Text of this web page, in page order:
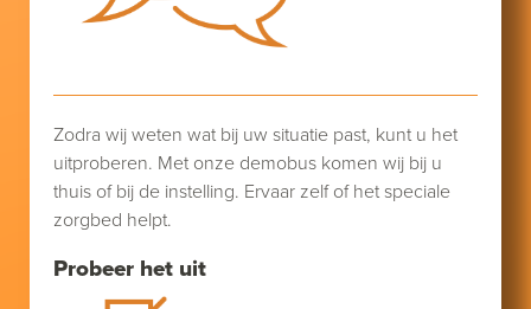
Probeer het uit
Zodra wij weten wat bij uw situatie past, kunt u het
uitproberen. Met onze demobus komen wij bij u
thuis of bij de instelling. Ervaar zelf of het speciale
zorgbed helpt.